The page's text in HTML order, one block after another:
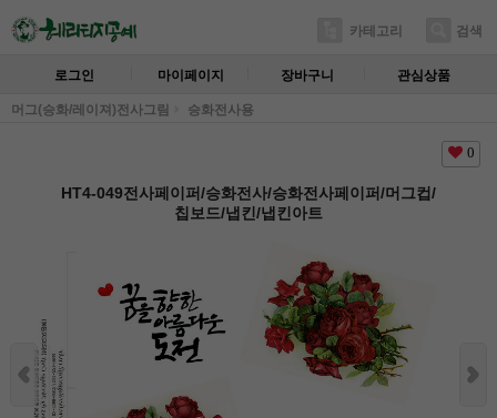
카테고리 검색
로그인 마이페이지 장바구니 관심상품
머그(승화/레이져)전사그림 승화전사용
0
HT4-049전사페이퍼/승화전사/승화전사페이퍼/머그컵/
칩보드/냅킨/냅킨아트